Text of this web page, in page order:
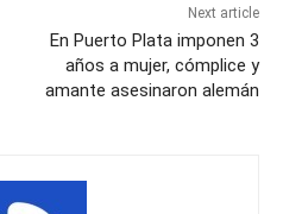
Next article
En Puerto Plata imponen 3
años a mujer, cómplice y
amante asesinaron alemán